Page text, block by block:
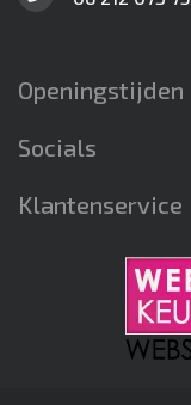
Openingstijden
Socials
Klantenservice